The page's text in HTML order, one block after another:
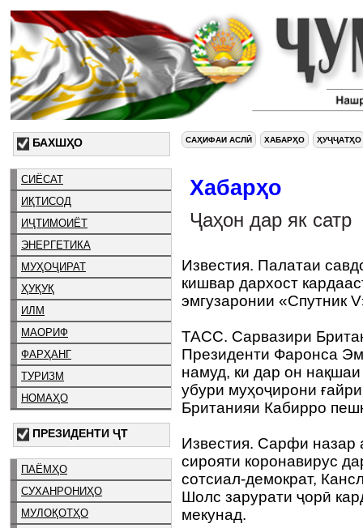
БАХШҲО
СИЁСАТ
ИҚТИСОД
ИҶТИМОИЁТ
ЭНЕРГЕТИКА
МУҲОҶИРАТ
ҲУҚУҚ
ИЛМ
МАОРИФ
ФАРҲАНГ
ТУРИЗМ
НОМАҲО
ПРЕЗИДЕНТИ ҶТ
ПАЁМҲО
СУХАНРОНИҲО
МУЛОҚОТҲО
САҲИФАИ АСЛӢ ХАБАРҲО ҲУҶҶАТҲО
Хабарҳо
Ҷаҳон дар як сатр
Известия. Палатаи
кишвар дархост
эмгузаронии «Спутник
ТАСС. Сарвазири
Президенти Фаронса
намуд, ки дар он
убури муҳоҷирони
Британияи Кабирро
Известия. Сарфи назар
сирояти коронавирус
сотсиал-демократ,
Шолс зарурати ҷорӣ
мекунад.